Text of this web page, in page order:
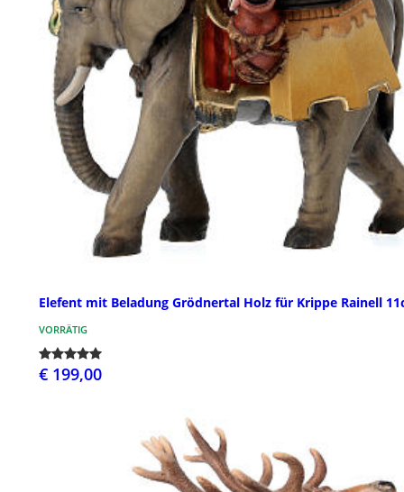
Elefent mit Beladung Grödnertal Holz für Krippe Rainell
VORRÄTIG
€ 199,00